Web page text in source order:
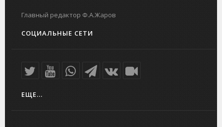
Главный редактор Ф.А.Жаров
СОЦИАЛЬНЫЕ СЕТИ
ЕЩЕ...